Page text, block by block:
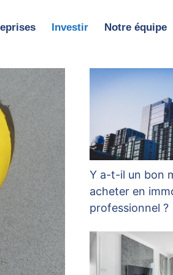
Investir Notre équipe
Y a-t-il un bon
acheter en
professionnel ?